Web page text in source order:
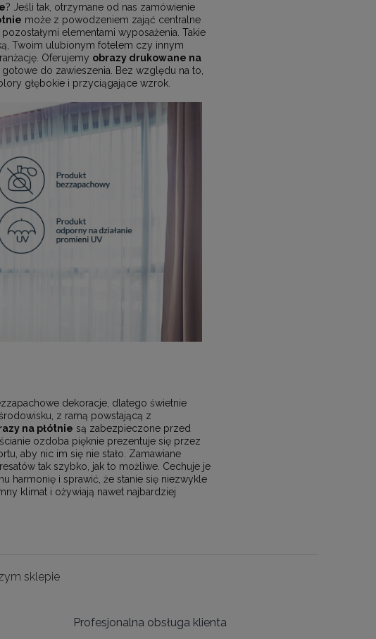
? Jeśli tak, otrzymane od nas zamówienie
może z powodzeniem zająć centralne
elementami wyposażenia. Takie
Twoim ulubionym fotelem czy innym
Oferujemy obrazy drukowane na
do zawieszenia. Bez względu na to,
głębokie i przyciągające wzrok.
dekoracje, dlatego świetnie
z ramą powstającą z
na płótnie są zabezpieczone przed
ozdoba pięknie prezentuje się przez
aby nic im się nie stało. Zamawiane
tak szybko, jak to możliwe. Cechuje je
harmonię i sprawić, że stanie się niezwykle
klimat i ożywiają nawet najbardziej
sklepie
Profesjonalna obsługa klienta